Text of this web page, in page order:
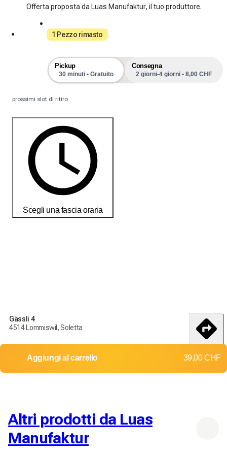
Offerta proposta da Luas Manufaktur, il tuo produttore.
1 Pezzo rimasto
Pickup
30 minuti • Gratuito
Consegna
2 giorni-4 giorni • 8,00 CHF
prossimi slot di ritiro
Scegli una fascia oraria
Resi e cambi non accettati
Costi di spedizione: 8,00 CHF
Gässli 4
4514 Lommiswil, Soletta
Aggiungi al carrello 39,00 CHF
Altri prodotti da Luas
Manufaktur